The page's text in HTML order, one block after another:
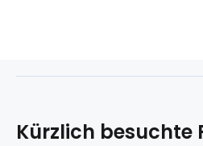
Kürzlich besuchte